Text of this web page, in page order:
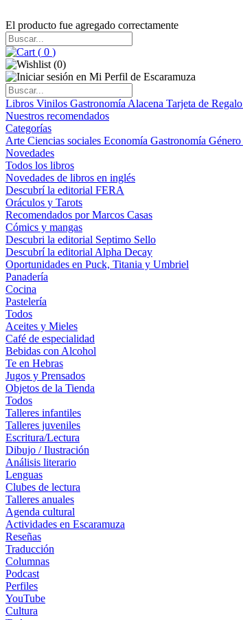
El producto fue agregado correctamente
( 0 )
(0)
Libros Vinilos Gastronomía Alacena Tarjeta de Regalo
Nuestros recomendados
Categorías
Arte Ciencias sociales Economía Gastronomía Género
Novedades
Todos los libros
Novedades de libros en inglés
Descubrí la editorial FERA
Oráculos y Tarots
Recomendados por Marcos Casas
Cómics y mangas
Descubri la editorial Septimo Sello
Descubrí la editorial Alpha Decay
Oportunidades en Puck, Titania y Umbriel
Panadería
Cocina
Pastelería
Todos
Aceites y Mieles
Café de especialidad
Bebidas con Alcohol
Te en Hebras
Jugos y Prensados
Objetos de la Tienda
Todos
Talleres infantiles
Talleres juveniles
Escritura/Lectura
Dibujo / Ilustración
Análisis literario
Lenguas
Clubes de lectura
Talleres anuales
Agenda cultural
Actividades en Escaramuza
Reseñas
Traducción
Columnas
Podcast
Perfiles
YouTube
Cultura